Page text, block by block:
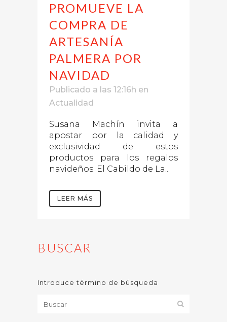
PROMUEVE LA
COMPRA DE
ARTESANÍA
PALMERA POR
NAVIDAD
Publicado a las 12:16h en
Actualidad
Susana Machín invita a
apostar por la calidad y
exclusividad de estos
productos para los regalos
navideños. El Cabildo de La...
LEER MÁS
BUSCAR
Introduce término de búsqueda